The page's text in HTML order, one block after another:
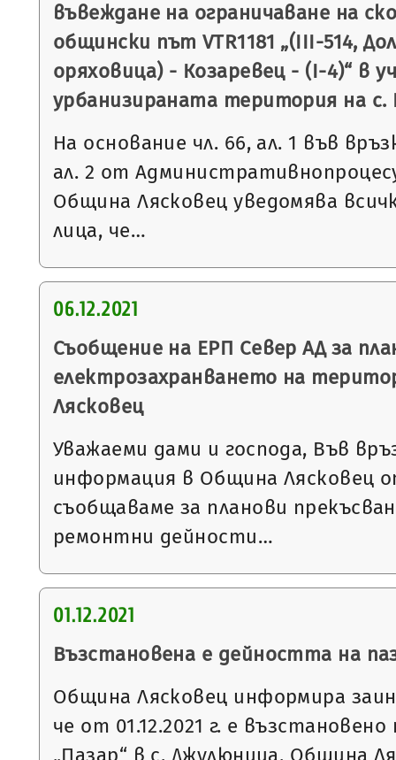
въвеждане на ограничаване на
общински път VTR1181 „(ІІІ-514,
оряховица) - Козаревец - (І-4)“ в
урбанизираната територия на с.
На основание чл. 66, ал. 1 във
ал. 2 от
Община Лясковец уведомява
лица, че…
06.12.2021
Съобщение на ЕРП Север АД за
електрозахранването на
Лясковец
Уважаеми дами и господа, Във
информация в Община Лясковец
съобщаваме за планови
ремонтни дейности…
01.12.2021
Възстановена е дейността на
Община Лясковец информира
че от 01.12.2021 г. е
„Пазар“ в с. Джулюница, Община